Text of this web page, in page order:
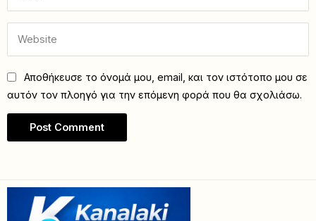
Αποθήκευσε το όνομά μου, email, και τον ιστότοπο μου σε
αυτόν τον πλοηγό για την επόμενη φορά που θα σχολιάσω.